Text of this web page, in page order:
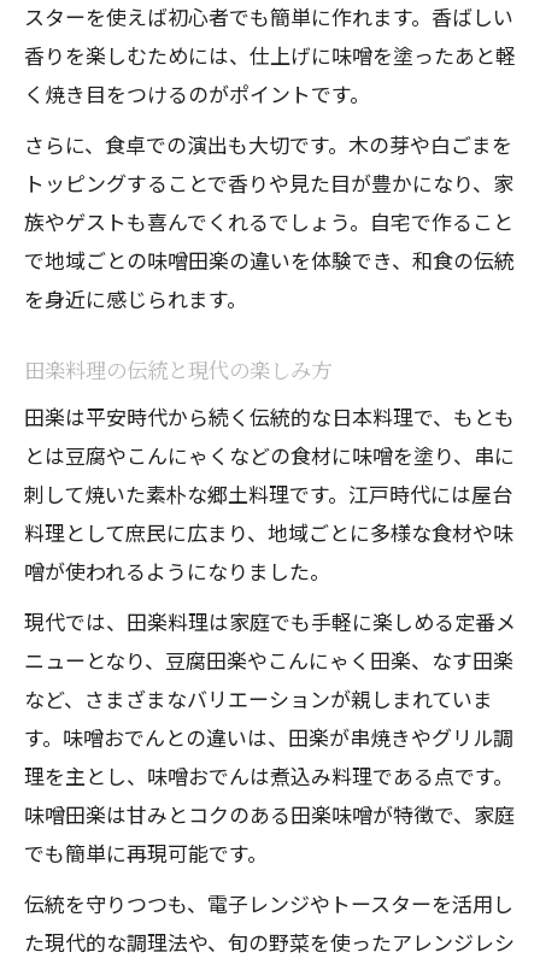
スターを使えば初心者でも簡単に作れます。香ばしい
香りを楽しむためには、仕上げに味噌を塗ったあと軽
く焼き目をつけるのがポイントです。
さらに、食卓での演出も大切です。木の芽や白ごまを
トッピングすることで香りや見た目が豊かになり、家
族やゲストも喜んでくれるでしょう。自宅で作ること
で地域ごとの味噌田楽の違いを体験でき、和食の伝統
を身近に感じられます。
田楽料理の伝統と現代の楽しみ方
田楽は平安時代から続く伝統的な日本料理で、もとも
とは豆腐やこんにゃくなどの食材に味噌を塗り、串に
刺して焼いた素朴な郷土料理です。江戸時代には屋台
料理として庶民に広まり、地域ごとに多様な食材や味
噌が使われるようになりました。
現代では、田楽料理は家庭でも手軽に楽しめる定番メ
ニューとなり、豆腐田楽やこんにゃく田楽、なす田楽
など、さまざまなバリエーションが親しまれていま
す。味噌おでんとの違いは、田楽が串焼きやグリル調
理を主とし、味噌おでんは煮込み料理である点です。
味噌田楽は甘みとコクのある田楽味噌が特徴で、家庭
でも簡単に再現可能です。
伝統を守りつつも、電子レンジやトースターを活用し
た現代的な調理法や、旬の野菜を使ったアレンジレシ